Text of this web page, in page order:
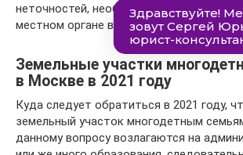
неточностей, необходимо изучить
местном органе власти заранее.
Земельные участки
в Москве в 2021 году
Куда следует обратиться в 2021 году,
земельный участок многодетным
данному вопросу возлагаются на